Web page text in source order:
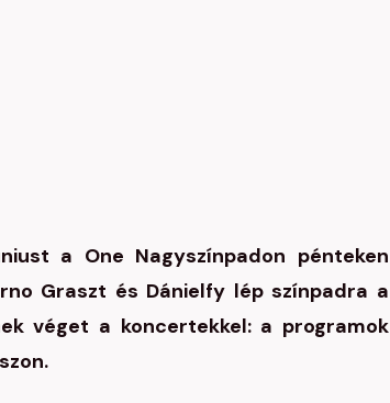
a One Nagyszínpadon pénteken
Graszt és Dánielfy lép színpadra a
véget a koncertekkel: a programok